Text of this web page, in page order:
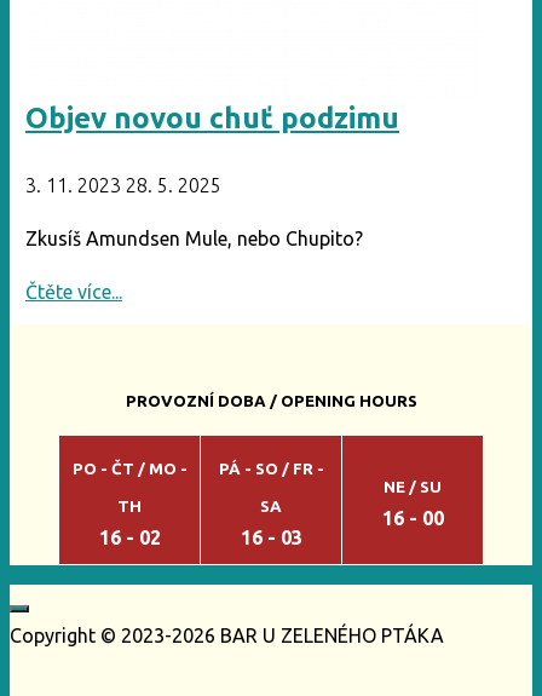
Objev novou chuť podzimu
3. 11. 2023 28. 5. 2025
Zkusíš Amundsen Mule, nebo Chupito?
Čtěte více...
podzimu"
PROVOZNÍ DOBA / OPENING HOURS
PO - ČT / MO -
TH
16 - 02
PÁ - SO / FR -
SA
16 - 03
NE / SU
16 - 00
Copyright © 2023-2026 BAR U ZELENÉHO PTÁKA